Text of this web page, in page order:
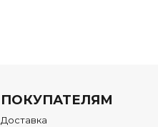
ПОКУПАТЕЛЯМ
Доставка